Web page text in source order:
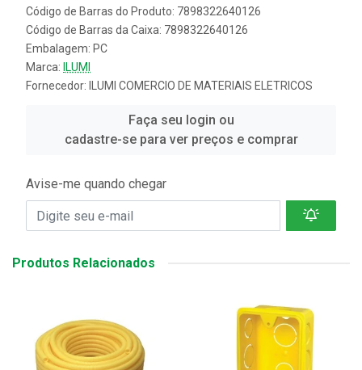
Código de Barras do Produto: 7898322640126
Código de Barras da Caixa: 7898322640126
Embalagem: PC
Marca: ILUMI
Fornecedor:
ILUMI COMERCIO DE MATERIAIS ELETRICOS
Faça seu login ou
cadastre-se para ver preços e comprar
Avise-me quando chegar
Produtos Relacionados